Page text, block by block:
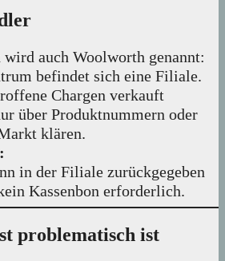
auch Woolworth genannt:
befindet sich eine Filiale.
Chargen verkauft
über Produktnummern oder
klären.
in der Filiale zurückgegeben
Kassenbon erforderlich.
problematisch ist